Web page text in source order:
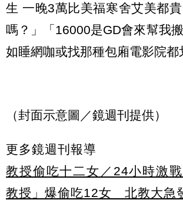
生 一晚3萬比美福寒舍艾美都
嗎？」「16000是GD會來幫我
如睡網咖或找那種包廂電影院都
（封面示意圖／鏡週刊提供）
更多鏡週刊報導
教授偷吃十二女／24小時激
教授」爆偷吃12女 北教大急